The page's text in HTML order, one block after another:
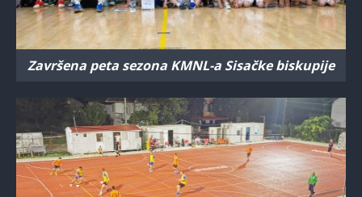
Završena peta sezona KMNL-a Sisačke biskupije